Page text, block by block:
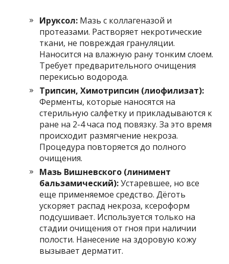
Ируксол: Мазь с коллагеназой и
протеазами. Растворяет некротические
ткани, не повреждая грануляции.
Наносится на влажную рану тонким слоем.
Требует предварительного очищения
перекисью водорода.
Трипсин, Химотрипсин (лиофилизат):
Ферменты, которые наносятся на
стерильную салфетку и прикладываются к
ране на 2-4 часа под повязку. За это время
происходит размягчение некроза.
Процедура повторяется до полного
очищения.
Мазь Вишневского (линимент
бальзамический):Устаревшее, но все
еще применяемое средство. Дёготь
ускоряет распад некроза, ксероформ
подсушивает. Используется только на
стадии очищения от гноя при наличии
полости. Нанесение на здоровую кожу
вызывает дерматит.